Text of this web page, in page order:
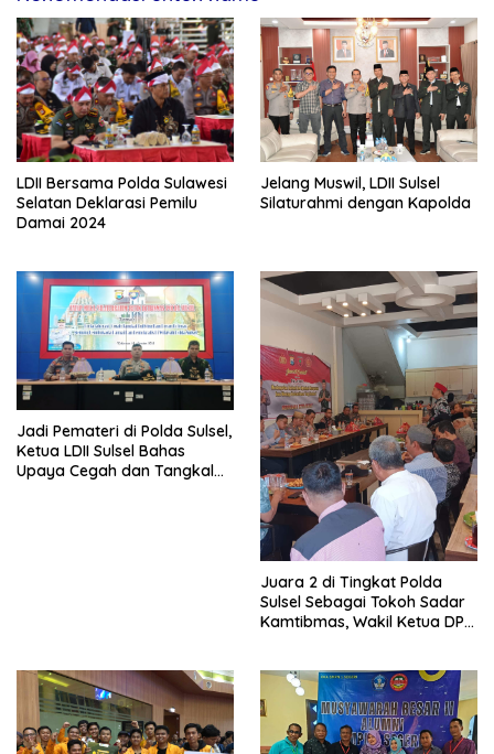
LDII Bersama Polda Sulawesi
Selatan Deklarasi Pemilu
Damai 2024
Jelang Muswil, LDII Sulsel
Silaturahmi dengan Kapolda
Jadi Pemateri di Polda Sulsel,
Ketua LDII Sulsel Bahas
Upaya Cegah dan Tangkal
Juara 2 di Tingkat Polda
Sulsel Sebagai Tokoh Sadar
Kamtibmas, Wakil Ketua DPD
Acara Jumat Curhat Polda
Sulsel